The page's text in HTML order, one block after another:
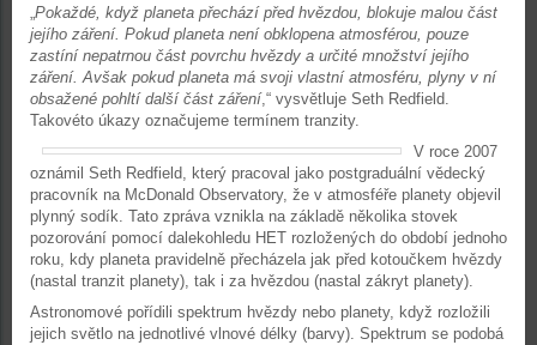
„Pokaždé, když planeta přechází před hvězdou, blokuje malou část
jejího záření. Pokud planeta není obklopena atmosférou, pouze
zastíní nepatrnou část povrchu hvězdy a určité množství jejího
záření. Avšak pokud planeta má svoji vlastní atmosféru, plyny v ní
obsažené pohltí další část záření,“ vysvětluje Seth Redfield.
Takovéto úkazy označujeme termínem tranzity.
V roce 2007
oznámil Seth Redfield, který pracoval jako postgraduální vědecký
pracovník na McDonald Observatory, že v atmosféře planety objevil
plynný sodík. Tato zpráva vznikla na základě několika stovek
pozorování pomocí dalekohledu HET rozložených do období jednoho
roku, kdy planeta pravidelně přecházela jak před kotoučkem hvězdy
(nastal tranzit planety), tak i za hvězdou (nastal zákryt planety).
Astronomové pořídili spektrum hvězdy nebo planety, když rozložili
jejich světlo na jednotlivé vlnové délky (barvy). Spektrum se podobá